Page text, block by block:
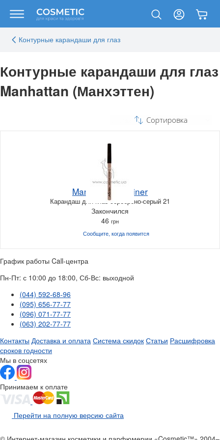
Контурные карандаши для глаз
Контурные карандаши для глаз
Manhattan (Манхэттен)
Сортировка
Manhattan Eyeliner
Карандаш для глаз серебрено-серый 21
Закончился
46 грн
Сообщите, когдапоявится
График работы Call-центра
Пн-Пт: с 10:00 до 18:00, Сб-Вс: выходной
(044) 592-68-96
(095) 656-77-77
(096) 071-77-77
(063) 202-77-77
Контакты Доставка и оплата Система скидок Статьи Расшифровка
сроков годности
Мы в соцсетях
Принимаем к оплате
Перейти на полную версию сайта